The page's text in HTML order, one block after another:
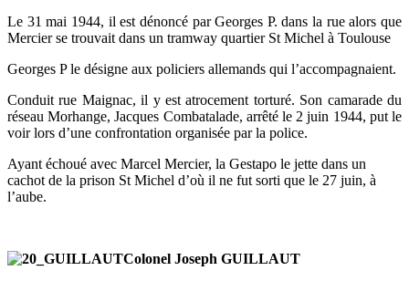
Le 31 mai 1944, il est dénoncé par Georges P. dans la rue alors que
Mercier se trouvait dans un tramway quartier St Michel à Toulouse
Georges P le désigne aux policiers allemands qui l’accompagnaient.
Conduit rue Maignac, il y est atrocement torturé. Son camarade du
réseau Morhange, Jacques Combatalade, arrêté le 2 juin 1944, put le
voir lors d’une confrontation organisée par la police.
Ayant échoué avec Marcel Mercier, la Gestapo le jette dans un
cachot de la prison St Michel d’où il ne fut sorti que le 27 juin, à
l’aube.
Colonel Joseph GUILLAUT